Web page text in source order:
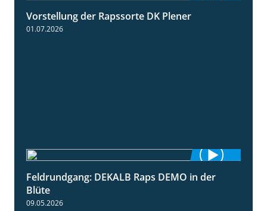
Vorstellung der Rapssorte DK Plener
01.07.2026
2:37
Feldrundgang: DEKALB Raps DEMO in der
Blüte
09.05.2026